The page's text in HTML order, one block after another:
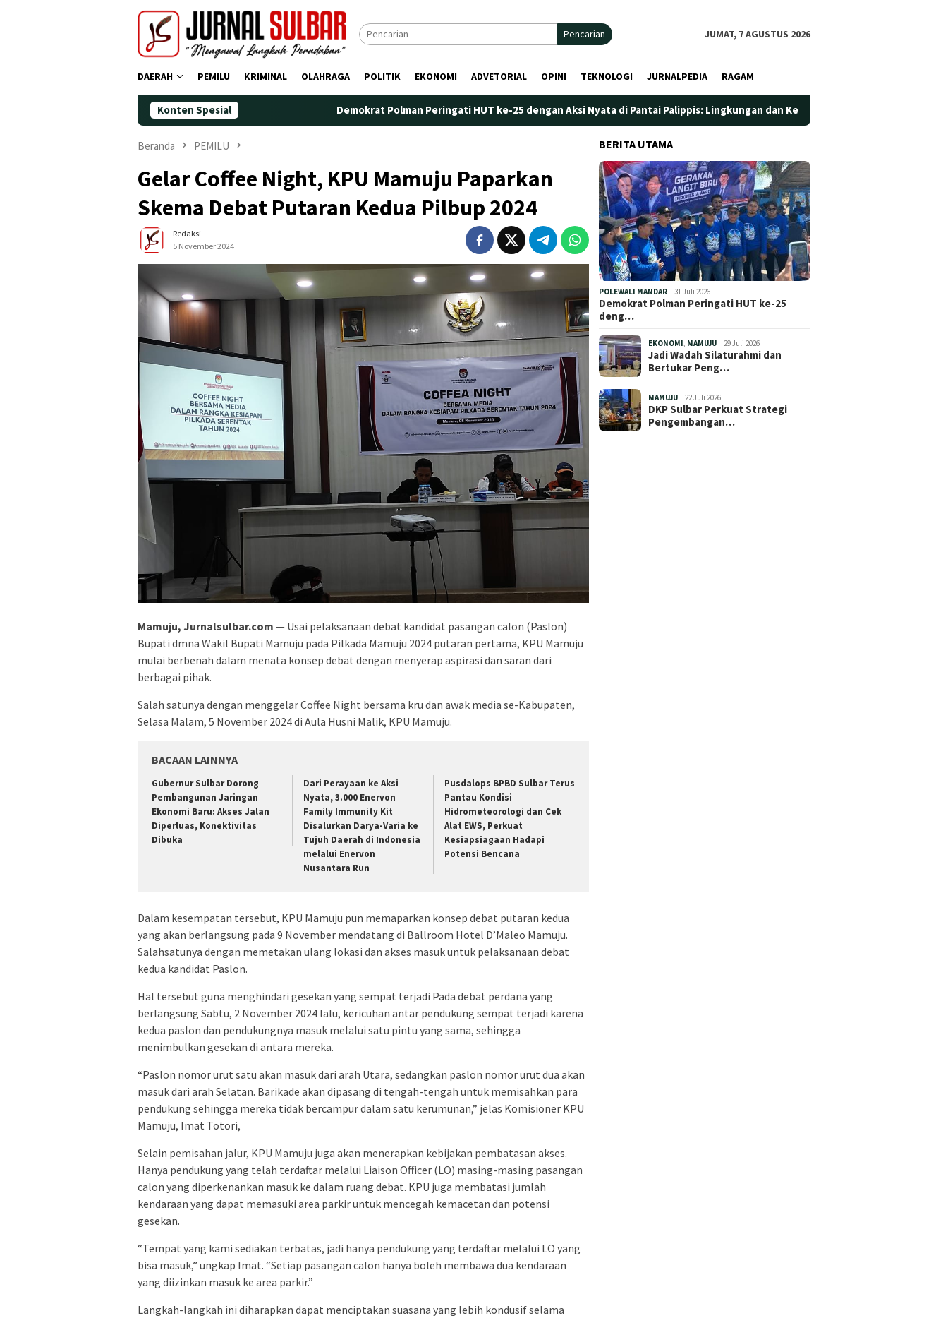
Pencarian JUMAT, 7 AGUSTUS 2026
DAERAH PEMILU KRIMINAL OLAHRAGA POLITIK EKONOMI ADVETORIAL OPINI TEKNOLOGI JURNALPEDIA RAGAM
Konten Spesial Demokrat Polman Peringati HUT ke-25 dengan Aksi Nyata di Pantai Palippis: Lingkungan dan Kesehatan Jadi Prioritas
Beranda PEMILU
Gelar Coffee Night, KPU Mamuju Paparkan
Skema Debat Putaran Kedua Pilbup 2024
Redaksi
5 November 2024
Mamuju, Jurnalsulbar.com — Usai pelaksanaan debat kandidat pasangan calon (Paslon)
Bupati dmna Wakil Bupati Mamuju pada Pilkada Mamuju 2024 putaran pertama, KPU Mamuju
mulai berbenah dalam menata konsep debat dengan menyerap aspirasi dan saran dari
berbagai pihak.
Salah satunya dengan menggelar Coffee Night bersama kru dan awak media se-Kabupaten,
Selasa Malam, 5 November 2024 di Aula Husni Malik, KPU Mamuju.
BACAAN LAINNYA
Gubernur Sulbar Dorong
Pembangunan Jaringan
Ekonomi Baru: Akses Jalan
Diperluas, Konektivitas
Dibuka
Dari Perayaan ke Aksi
Nyata, 3.000 Enervon
Family Immunity Kit
Disalurkan Darya-Varia ke
Tujuh Daerah di Indonesia
melalui Enervon
Nusantara Run
Pusdalops BPBD Sulbar Terus
Pantau Kondisi
Hidrometeorologi dan Cek
Alat EWS, Perkuat
Kesiapsiagaan Hadapi
Potensi Bencana
Dalam kesempatan tersebut, KPU Mamuju pun memaparkan konsep debat putaran kedua
yang akan berlangsung pada 9 November mendatang di Ballroom Hotel D’Maleo Mamuju.
Salahsatunya dengan memetakan ulang lokasi dan akses masuk untuk pelaksanaan debat
kedua kandidat Paslon.
Hal tersebut guna menghindari gesekan yang sempat terjadi Pada debat perdana yang
berlangsung Sabtu, 2 November 2024 lalu, kericuhan antar pendukung sempat terjadi karena
kedua paslon dan pendukungnya masuk melalui satu pintu yang sama, sehingga
menimbulkan gesekan di antara mereka.
“Paslon nomor urut satu akan masuk dari arah Utara, sedangkan paslon nomor urut dua akan
masuk dari arah Selatan. Barikade akan dipasang di tengah-tengah untuk memisahkan para
pendukung sehingga mereka tidak bercampur dalam satu kerumunan,” jelas Komisioner KPU
Mamuju, Imat Totori,
Selain pemisahan jalur, KPU Mamuju juga akan menerapkan kebijakan pembatasan akses.
Hanya pendukung yang telah terdaftar melalui Liaison Officer (LO) masing-masing pasangan
calon yang diperkenankan masuk ke dalam ruang debat. KPU juga membatasi jumlah
kendaraan yang dapat memasuki area parkir untuk mencegah kemacetan dan potensi
gesekan.
“Tempat yang kami sediakan terbatas, jadi hanya pendukung yang terdaftar melalui LO yang
bisa masuk,” ungkap Imat. “Setiap pasangan calon hanya boleh membawa dua kendaraan
yang diizinkan masuk ke area parkir.”
Langkah-langkah ini diharapkan dapat menciptakan suasana yang lebih kondusif selama
BERITA UTAMA
POLEWALI MANDAR 31 Juli 2026
Demokrat Polman Peringati HUT ke-25
deng…
EKONOMI MAMUJU 29 Juli 2026
Jadi Wadah Silaturahmi dan
Bertukar Peng…
MAMUJU 22 Juli 2026
DKP Sulbar Perkuat Strategi
Pengembangan…